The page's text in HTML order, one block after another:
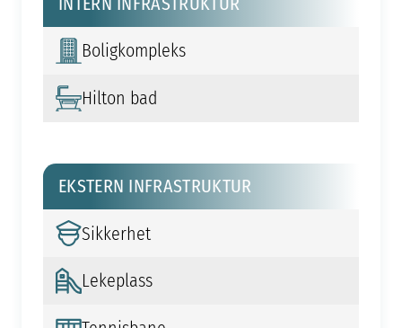
Boligkompleks
Hilton bad
EKSTERN INFRASTRUKTUR
Sikkerhet
Lekeplass